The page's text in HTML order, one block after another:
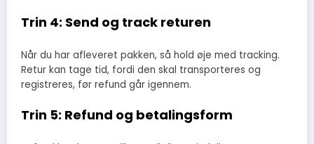
Trin 4: Send og track returen
Når du har afleveret pakken, så hold øje med tracking.
Retur kan tage tid, fordi den skal transporteres og
registreres, før refund går igennem.
Trin 5: Refund og betalingsform